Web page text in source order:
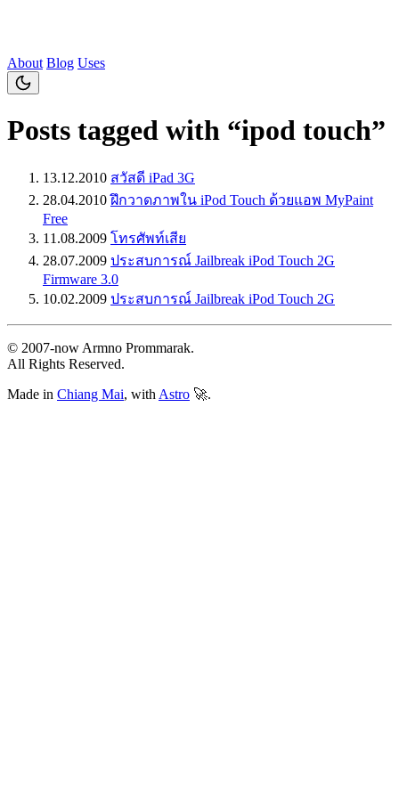
About Blog Uses
Posts tagged with “ipod touch”
13.12.2010 สวัสดี iPad 3G
28.04.2010ฝึกวาดภาพใน iPod Touch ด้วยแอพ MyPaint
Free
11.08.2009 โทรศัพท์เสีย
28.07.2009 ประสบการณ์ Jailbreak iPod Touch 2G
Firmware 3.0
10.02.2009 ประสบการณ์ Jailbreak iPod Touch 2G
© 2007‐now Armno Prommarak.
All Rights Reserved.
Made in Chiang Mai, with Astro 🚀.